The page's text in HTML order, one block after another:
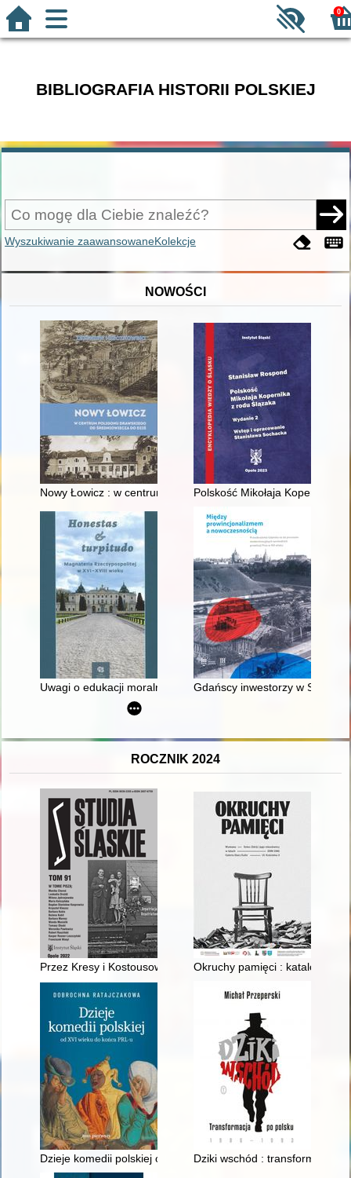
0
BIBLIOGRAFIA HISTORII POLSKIEJ
Wyszukiwanie zaawansowaneKolekcje
NOWOŚCI
Nowy Łowicz : w centrum poligonu drawskiego od
Polskość Mikołaja Kopernika z
Uwagi o edukacji moralnej synów szlacheckich w XVI-
Gdańscy inwestorzy w
ROCZNIK 2024
Przez Kresy i Kostousowo, aż po Śląsk... : Teresa
Okruchy pamięci : katalog
Dzieje komedii polskiej od XVI wieku do końca PRL-u. T. 1
Dziki wschód : transformacja